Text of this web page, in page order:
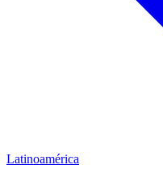
Latinoamérica